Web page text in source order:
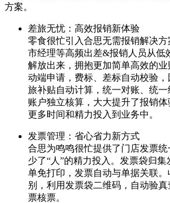
方案。
差旅无忧：高效报销新体验
零食很忙引入合思无需报销解决
市经理等高频出差&报销人员从低
解放出来，拥抱更加简单高效的
动端申请，费标、差标自动校验
旅补贴自动计算，统一对账、统
账户独立核算，大大提升了报销
更多时间和精力投入到业务中。
发票管理：省心省力新方式
合思为鸣鸣很忙提供了门店发票
少了“人”的精力投入。发票袋归
单免打印，发票自动与单据关联
别，利用发票袋二维码，自动验
票核票。